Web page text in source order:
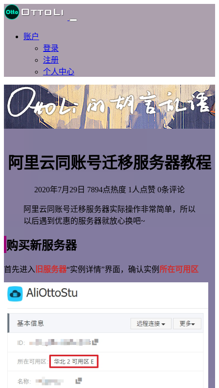
账户
登录
注册
个人中心
阿里云同账号迁移服务器教程
2020年7月29日 7894点热度 1人点赞 0条评论
阿里云同账号迁移服务器实际操作非常简单，所以
以后遇到优惠的服务器就放心换吧~
购买新服务器
首先进入 旧服务器“实例详情”界面，确认实例 所在可用区